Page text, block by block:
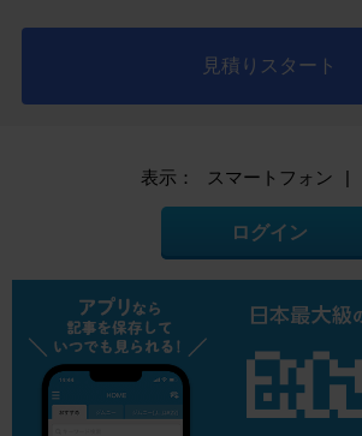
見積りスタート
表示： スマートフォン |
ログイン